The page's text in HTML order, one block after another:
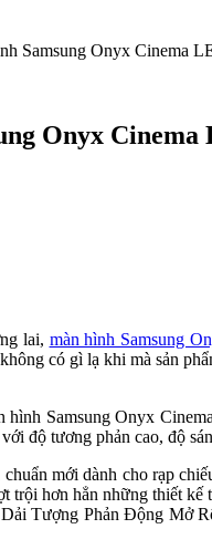
Samsung Onyx Cinema
Onyx
lai, màn hình Samsung
có gì lạ khi mà sản
Samsung Onyx
độ tương phản cao, độ
mới dành cho rạp
trội hơn hẳn những thiết
Tượng Phản Động Mở